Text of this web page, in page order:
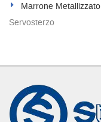
Marrone Metallizzato
Servosterzo